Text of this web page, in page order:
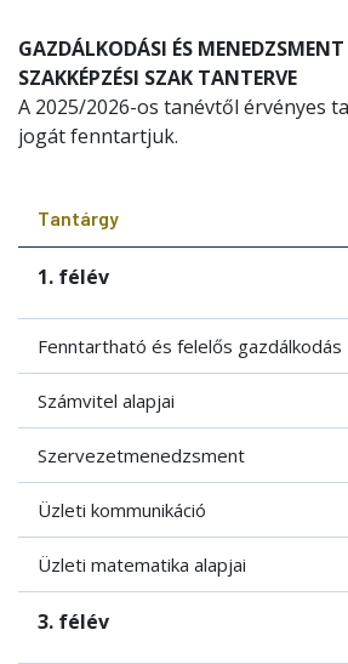
GAZDÁLKODÁSI ÉS
SZAKKÉPZÉSI SZAK TANTERVE
A 2025/2026-os tanévtől érvényes
jogát fenntartjuk.
Tantárgy
1. félév
Fenntartható és felelős gazdálkodás
Számvitel alapjai
Szervezetmenedzsment
Üzleti kommunikáció
Üzleti matematika alapjai
3. félév